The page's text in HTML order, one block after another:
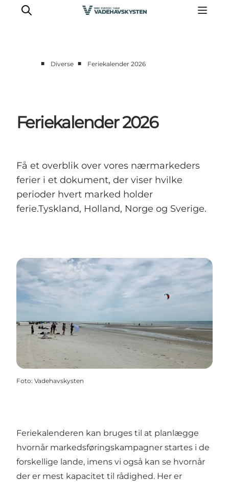
Oplev Fanø
Oplev Mandø
Det Sker
■ Diverse ■ Feriekalender 2026
Feriekalender 2026
Få et overblik over vores nærmarkeders
ferier i et dokument, der viser hvilke
perioder hvert marked holder
ferie.Tyskland, Holland, Norge og Sverige.
Foto: Vadehavskysten
Feriekalenderen kan bruges til at planlægge
hvornår markedsføringskampagner startes i de
forskellige lande, imens vi også kan se hvornår
der er mest kapacitet til rådighed. Her er